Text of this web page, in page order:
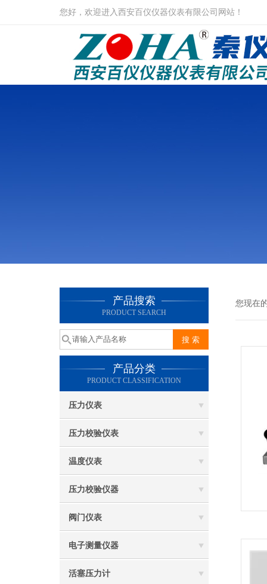
您好，欢迎进入西安百仪仪器仪表有限公司网站！
产品搜索
PRODUCT SEARCH
产品分类
PRODUCT CLASSIFICATION
压力仪表
压力校验仪表
温度仪表
压力校验仪器
阀门仪表
电子测量仪器
活塞压力计
您现在